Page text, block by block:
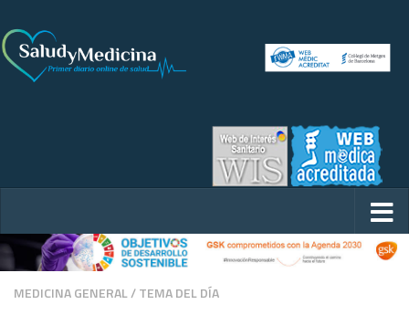
MEDICINA GENERAL/TEMA DEL DÍA